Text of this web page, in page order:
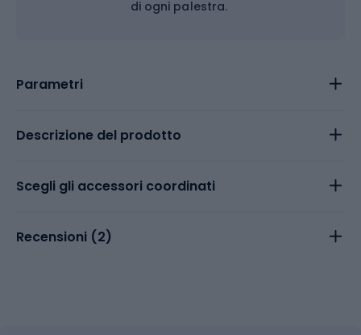
di ogni palestra.
Parametri
Descrizione del prodotto
Scegli gli accessori coordinati
Recensioni (2)